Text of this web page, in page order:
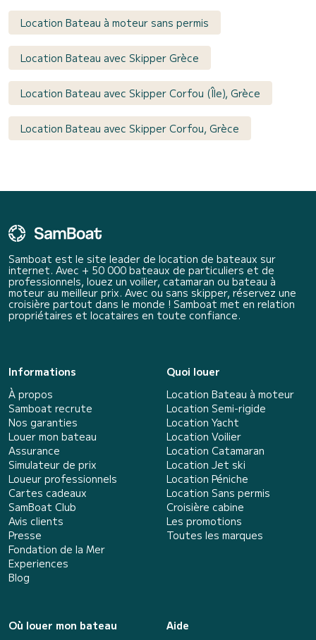
Location Bateau à moteur sans permis
Location Bateau avec Skipper Grèce
Location Bateau avec Skipper Corfou (Île), Grèce
Location Bateau avec Skipper Corfou, Grèce
Samboat est le site leader de location de bateaux sur
internet. Avec + 50 000 bateaux de particuliers et de
professionnels, louez un voilier, catamaran ou bateau à
moteur au meilleur prix. Avec ou sans skipper, réservez une
croisière partout dans le monde ! Samboat met en relation
propriétaires et locataires en toute confiance.
Informations
À propos
Samboat recrute
Nos garanties
Louer mon bateau
Assurance
Simulateur de prix
Loueur professionnels
Cartes cadeaux
SamBoat Club
Avis clients
Presse
Fondation de la Mer
Experiences
Blog
Quoi louer
Location Bateau à moteur
Location Semi-rigide
Location Yacht
Location Voilier
Location Catamaran
Location Jet ski
Location Péniche
Location Sans permis
Croisière cabine
Les promotions
Toutes les marques
Où louer mon bateau
Aide